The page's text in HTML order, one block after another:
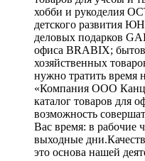
хобби и рукоделия
детского развития
деловых подарков
офиса BRABIX;
хозяйственных
нужно тратить время
«Компания ООО
каталог товаров для
возможность
Вас время: в рабочие
выходные
это основа нашей